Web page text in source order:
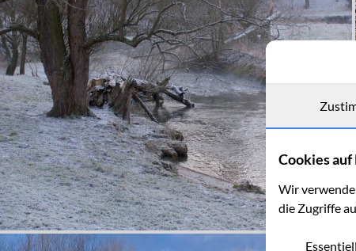
Cookies auf
Wir
die Zugriffe
Essentiell